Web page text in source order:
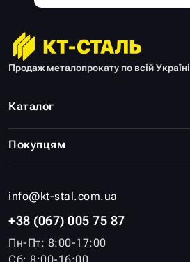
Продаж металопрокату по всій Україні
info@kt-stal.com.ua
+38 (067) 005 75 87
Пн-Пт: 8:00-17:00
Каталог
Покупцям